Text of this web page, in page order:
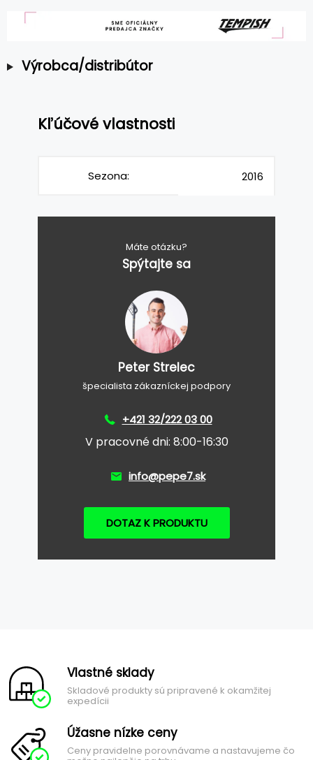
Výrobca/distribútor
Kľúčové vlastnosti
Sezona: 2016
Máte otázku?
Spýtajte sa
Peter Strelec
špecialista zákazníckej podpory
+421 32/222 03 00
V pracovné dni: 8:00-16:30
info@pepe7.sk
DOTAZ K PRODUKTU
Vlastné sklady
Skladové produkty sú pripravené k okamžitej
expedícii
Úžasne nízke ceny
Ceny pravidelne porovnávame a nastavujeme čo